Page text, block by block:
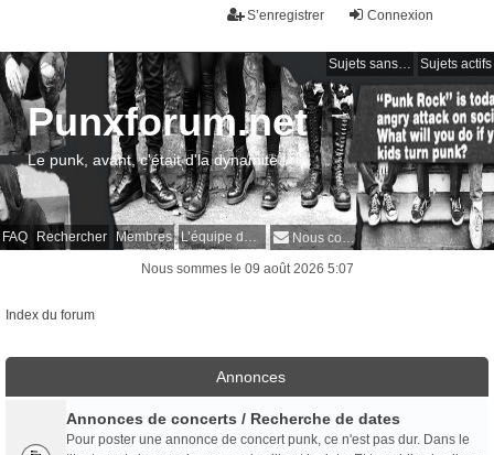
Connexion
S’enregistrer
Sujets sans réponse Sujets actifs
FAQ Rechercher Membres L’équipe du forum Nous contacter
Punxforum.net
Le punk, avant, c'était d'la dynamite !
Nous sommes le 09 août 2026 5:07
Index du forum
Annonces
Annonces de concerts / Recherche de dates
Pour poster une annonce de concert punk, ce n'est pas dur. Dans le